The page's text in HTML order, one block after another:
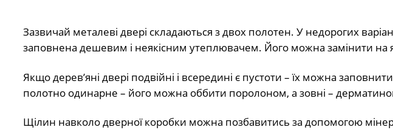
Зазвичай металеві двері складаються з двох полотен. У недорогих
заповнена дешевим і неякісним утеплювачем. Його можна замінити на
Якщо дерев’яні двері подвійні і всередині є пустоти – їх можна
полотно одинарне – його можна оббити поролоном, а зовні –
Щілин навколо дверної коробки можна позбавитись за допомогою